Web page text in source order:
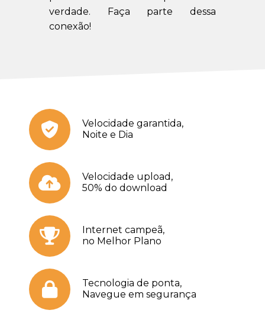
verdade. Faça parte dessa
conexão!
Velocidade garantida,
Noite e Dia
Velocidade upload,
50% do download
Internet campeã,
no Melhor Plano
Tecnologia de ponta,
Navegue em segurança